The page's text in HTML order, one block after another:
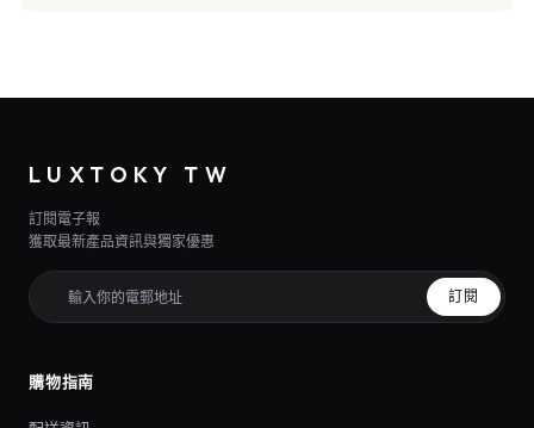
LUXTOKY TW
訂閱電子報
獲取最新產品資訊與獨家優惠
訂閱
購物指南